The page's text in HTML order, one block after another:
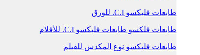
طابعات فليكسو C.I. للورق
طابعات فلكسو طابعات فليكسو C.I. للأفلام
طابعات فليكسو نوع المكدس للفيلم